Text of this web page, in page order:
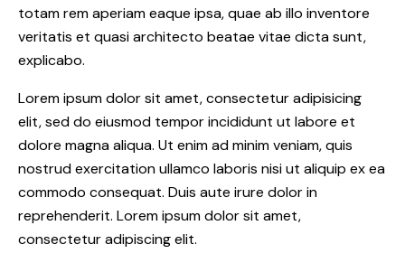
totam rem aperiam eaque ipsa, quae ab illo inventore
veritatis et quasi architecto beatae vitae dicta sunt,
explicabo.
Lorem ipsum dolor sit amet, consectetur adipisicing
elit, sed do eiusmod tempor incididunt ut labore et
dolore magna aliqua. Ut enim ad minim veniam, quis
nostrud exercitation ullamco laboris nisi ut aliquip ex ea
commodo consequat. Duis aute irure dolor in
reprehenderit. Lorem ipsum dolor sit amet,
consectetur adipiscing elit.